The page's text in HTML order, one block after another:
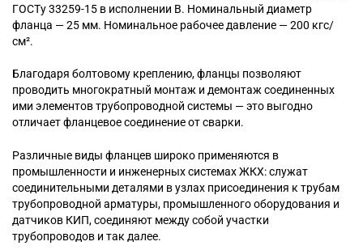
ГОСТу 33259-15 в исполнении B. Номинальный диаметр
фланца — 25 мм. Номинальное рабочее давление — 200 кгс/
см².
Благодаря болтовому креплению, фланцы позволяют
проводить многократный монтаж и демонтаж соединенных
ими элементов трубопроводной системы — это выгодно
отличает фланцевое соединение от сварки.
Различные виды фланцев широко применяются в
промышленности и инженерных системах ЖКХ: служат
соединительными деталями в узлах присоединения к трубам
трубопроводной арматуры, промышленного оборудования и
датчиков КИП, соединяют между собой участки
трубопроводов и так далее.